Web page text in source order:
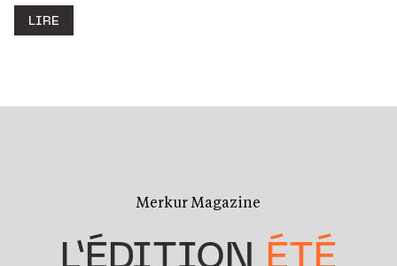
LIRE
Merkur Magazine